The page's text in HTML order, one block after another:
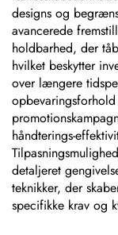
designs og
avancerede
holdbarhed, der
hvilket beskytter
over længere
håndterings-
detaljeret
teknikker, der
specifikke krav og